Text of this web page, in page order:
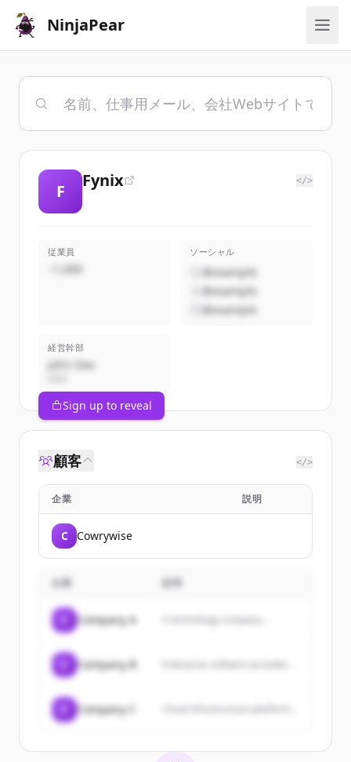
NinjaPear
F
Fynix </>
従業員
~1,000
ソーシャル
@example
@example
@example
経営幹部
John Doe
Sign up to reveal
顧客 </>
企業 説明
C Cowrywise
企業
Company A A technology company...
Company B
Company C